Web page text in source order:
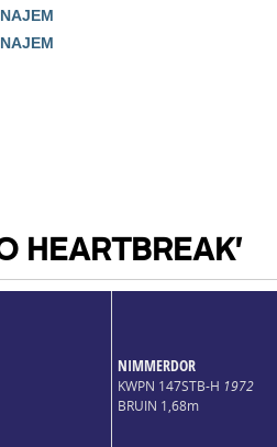
HEARTBREAK'
NIMMERDOR
KWPN 147STB-H 1972
BRUIN 1,68m